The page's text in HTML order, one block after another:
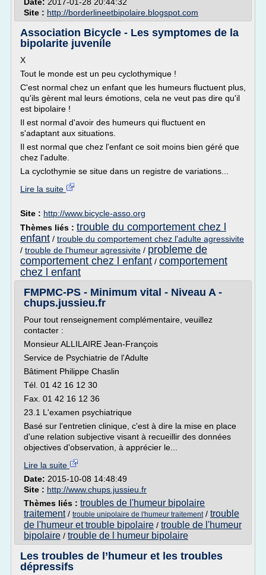
Site : http://borderlineetbipolaire.blogspot.com
Association Bicycle - Les symptomes de la
bipolarite juvenile
X
Tout le monde est un peu cyclothymique !
C'est normal chez un enfant que les humeurs fluctuent plus,
qu'ils gèrent mal leurs émotions, cela ne veut pas dire qu'il
est bipolaire !
Il est normal d'avoir des humeurs qui fluctuent en
s'adaptant aux situations.
Il est normal que chez l'enfant ce soit moins bien géré que
chez l'adulte.
La cyclothymie se situe dans un registre de variations...
Lire la suite
Site : http://www.bicycle-asso.org
Thèmes liés : trouble du comportement chez l
enfant / trouble du comportement chez l'adulte agressivite
/ trouble de l'humeur agressivite / probleme de
comportement chez l enfant / comportement
chez l enfant
FMPMC-PS - Minimum vital - Niveau A -
chups.jussieu.fr
Pour tout renseignement complémentaire, veuillez
contacter :
Monsieur ALLILAIRE Jean-François
Service de Psychiatrie de l'Adulte
Bâtiment Philippe Chaslin
Tél. 01 42 16 12 30
Fax. 01 42 16 12 36
23.1 L'examen psychiatrique
Basé sur l'entretien clinique, c'est à dire la mise en place
d'une relation subjective visant à recueillir des données
objectives d'observation, à apprécier le...
Lire la suite
Date: 2015-10-08 14:48:49
Site : http://www.chups.jussieu.fr
Thèmes liés : troubles de l'humeur bipolaire
traitement/ trouble unipolaire de l'humeur traitement/ trouble
de l'humeur et trouble bipolaire / trouble de l'humeur
bipolaire / trouble de l humeur bipolaire
Les troubles de l’humeur et les troubles
dépressifs